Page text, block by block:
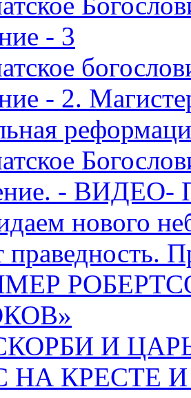
- 3
- 2.
- ВИДЕО-
нового
праведность.
И ЦАРЬ
НА КРЕСТЕ